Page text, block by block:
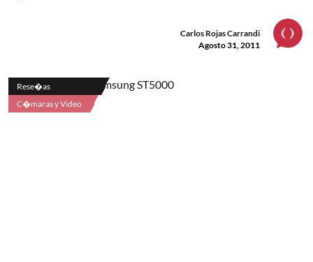
Carlos Rojas Carrandi
Agosto 31, 2011
Rese�as
C�maras y Video